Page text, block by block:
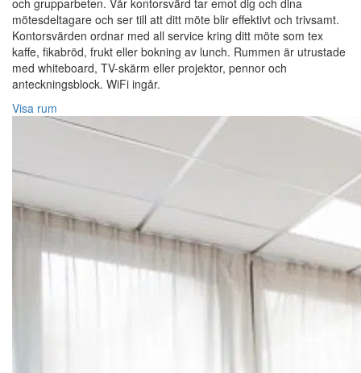
och grupparbeten. Vår kontorsvärd tar emot dig och dina
mötesdeltagare och ser till att ditt möte blir effektivt och trivsamt.
Kontorsvärden ordnar med all service kring ditt möte som tex
kaffe, fikabröd, frukt eller bokning av lunch. Rummen är utrustade
med whiteboard, TV-skärm eller projektor, pennor och
anteckningsblock. WiFi ingår.
Visa rum